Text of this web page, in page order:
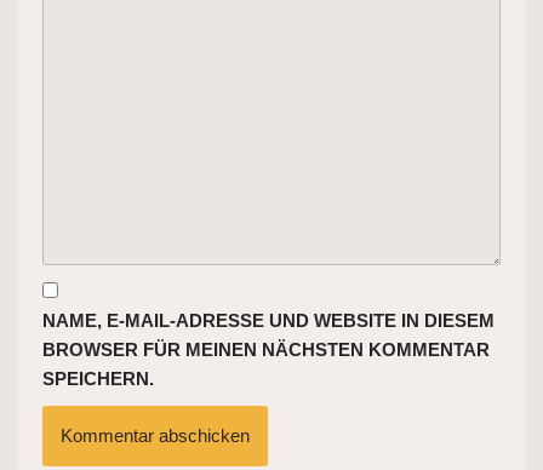
NAME, E-MAIL-ADRESSE UND WEBSITE IN DIESEM
BROWSER FÜR MEINEN NÄCHSTEN KOMMENTAR
SPEICHERN.